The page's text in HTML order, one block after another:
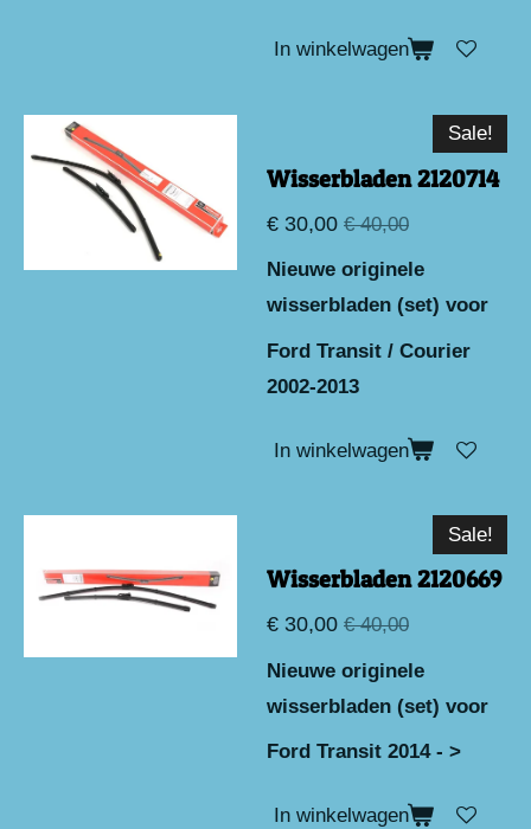
In winkelwagen
Sale!
Wisserbladen 2120714
€ 30,00 € 40,00
Nieuwe originele
wisserbladen (set) voor
Ford Transit / Courier
2002-2013
In winkelwagen
Sale!
Wisserbladen 2120669
€ 30,00 € 40,00
Nieuwe originele
wisserbladen (set) voor
Ford Transit 2014 - >
In winkelwagen